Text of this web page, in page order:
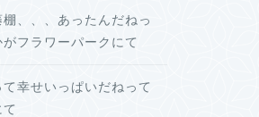
、、、あったんだねっ
フラワーパークにて
幸せいっぱいだねって